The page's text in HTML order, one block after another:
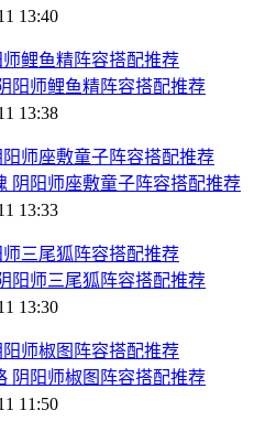
13:40
阳师鲤鱼精阵容搭配推荐
13:38
阴阳师座敷童子阵容搭配推荐
13:33
阳师三尾狐阵容搭配推荐
13:30
阴阳师椒图阵容搭配推荐
11:50